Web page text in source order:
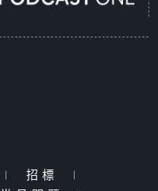
| 招標
|